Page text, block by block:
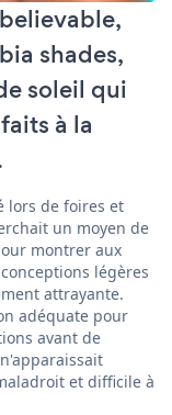
shades,
soleil qui
à la
lors de foires et
un moyen de
montrer aux
légères
attrayante.
adéquate pour
avant de
et difficile à